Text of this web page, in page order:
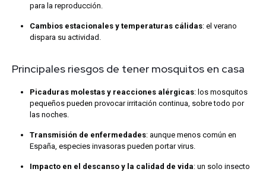
para la reproducción.
Cambios estacionales y temperaturas cálidas: el verano
dispara su actividad.
Principales riesgos de tener mosquitos en casa
Picaduras molestas y reacciones alérgicas: los mosquitos
pequeños pueden provocar irritación continua, sobre todo por
las noches.
Transmisión de enfermedades: aunque menos común en
España, especies invasoras pueden portar virus.
Impacto en el descanso y la calidad de vida: un solo insecto